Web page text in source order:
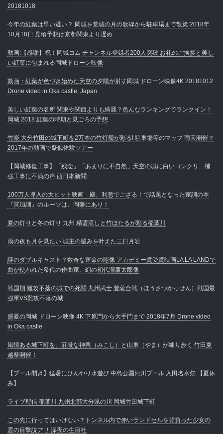
20181018
今年の紅葉は早い遅い？ 岡城を荒城の月の歌碑から駐車場まで散策 2018年
10月18日 見頃予想は京都関東より遅め
動画:【感謝】祝！岡城コム チャンネル登録者200人突破 お礼のご挨拶と美し
い紅葉に包まれる岡城ドローン映像
動画：紅葉が色づき始めた天空の夕陽が射す岡城 ドローン映像4K 20181012
Drone video in Oka castle, Japan
美しい紅葉の名所 関東や関西よりも綺麗？色んなランキングでランクイン！
岡城 2018 紅葉の時期と見ごろの予想
竹楽 大分竹田の城下町を2万本の竹灯籠が彩る! 駐車場等のマップ 雨天開催？
2017年の動画で疑似体験ツアー
【岡城修復工事】「残念」「あまりに不自然」天空の城に白いコンクリ 補
強工事に不満の声 西日本新聞
100万人導入の大ヒット映画 殿、利息でござる！で話題となった家訓の本
『冥加訓』のルーツは、岡藩にあり！
夏の灯りと冬の灯り 九州 精霊流しと竹ほたるが彩る稲葉川
雨の夜も月を見たい 城主の望みを叶えた三日月岩
謎のダブルキャスト？数奇な運命の彫像 アカデミー賞受賞映画LA LA LANDで
曲が使われた希代の作曲家、幻の初代瀧廉太郎像
戦国期 難攻不落の城での死闘 九州武士 豊薩合戦（ほうさつかっせん）戦国最
強軍VS難攻不落の城
盛夏の岡城 ドローン映像 4K 下原門から大手門まで 2018年7月 Drone video
in Oka castle
風情ある城下町を、荘厳な神輿（みこし）と山車（やま）が練り歩く 竹田夏
越祭開催！
【プール開き】猛暑にひんやり水遊び 中島公園河川プール 入田名水祭 【夏休
み】
ライブ配信 稲葉川 九州北部大分県の川 岡城竹田城下町
この先に行ってはいけない？トンネル内で赤いランドセルを背負った少女の
霊の目撃説アリ 深夜の生目社